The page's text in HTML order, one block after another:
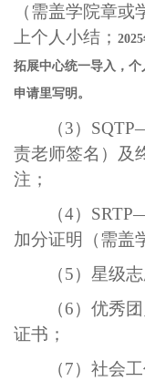
（需盖学院章
上个人小结； 2025
拓展中心统一导入，
申请里写明。
（3） SQTP
责老师签名）及
注；
（4） SRTP
加分证明（需盖
（5）星级
（6）优秀
证书；
（7）社会